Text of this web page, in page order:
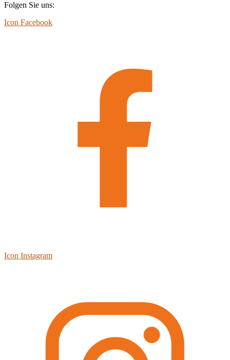
Folgen Sie uns:
Icon Facebook
Icon Instagram